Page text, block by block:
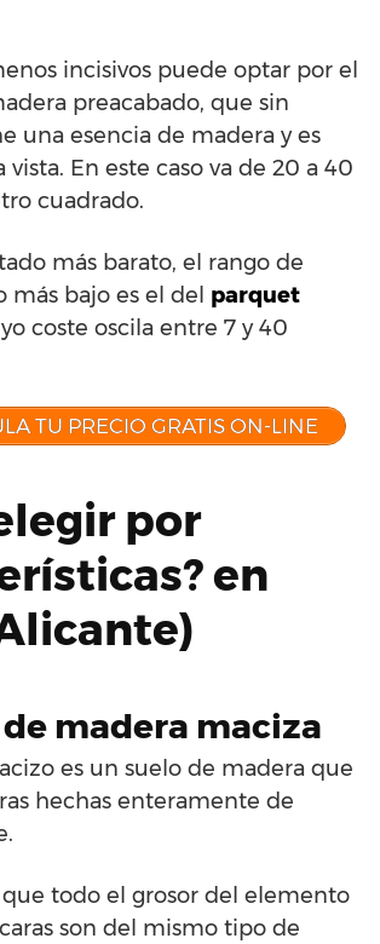
incisivos puede optar por el
preacabado, que sin
una esencia de madera y es
vista. En este caso va de 20 a 40
cuadrado.
más barato, el rango de
más bajo es el del parquet
coste oscila entre 7 y 40
TU PRECIO GRATIS ON-LINE
por
en
madera maciza
es un suelo de madera que
hechas enteramente de
que todo el grosor del elemento
son del mismo tipo de